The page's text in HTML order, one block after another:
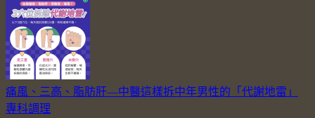
痛風、三高、脂肪肝—中醫這樣拆中年男性的「代謝地雷」
專科調理